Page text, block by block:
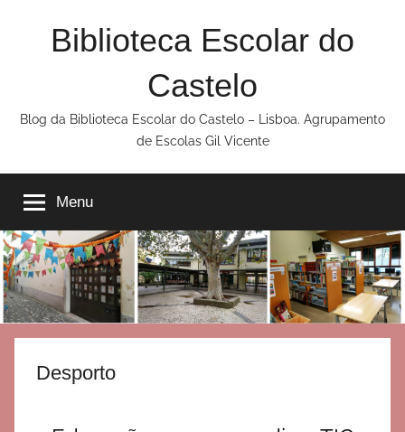
Biblioteca Escolar do
Castelo
Blog da Biblioteca Escolar do Castelo – Lisboa. Agrupamento
de Escolas Gil Vicente
Menu
Desporto